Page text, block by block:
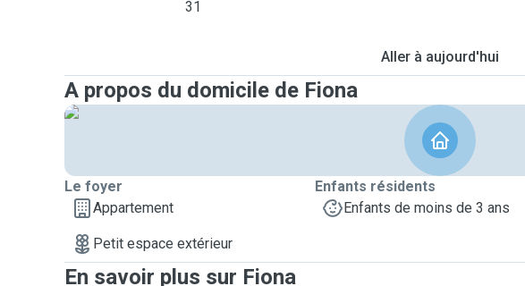
31
Aller à aujourd'hui
A propos du domicile de Fiona
Le foyer
Appartement
Petit espace extérieur
Enfants résidents
Enfants de moins de 3 ans
En savoir plus sur Fiona